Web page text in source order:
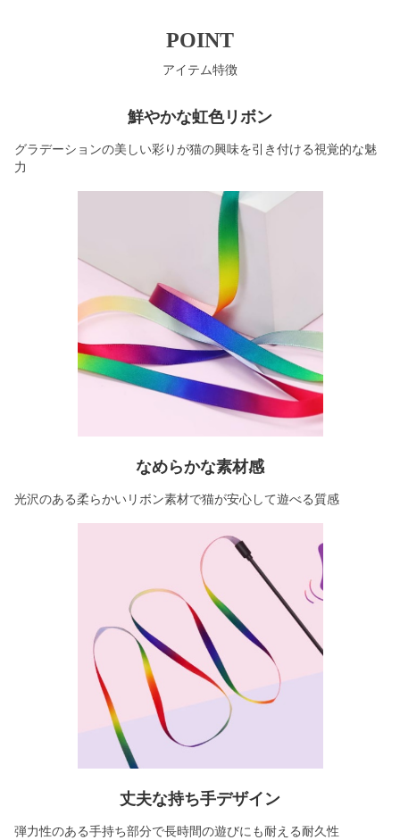
POINT
アイテム特徴
鮮やかな虹色リボン
グラデーションの美しい彩りが猫の興味を引き付ける視覚的な魅
力
なめらかな素材感
光沢のある柔らかいリボン素材で猫が安心して遊べる質感
丈夫な持ち手デザイン
弾力性のある手持ち部分で長時間の遊びにも耐える耐久性